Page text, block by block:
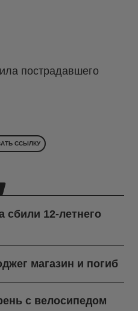
пострадавшего
ССЫЛКУ
сбили 12-летнего
магазин и погиб
с велосипедом